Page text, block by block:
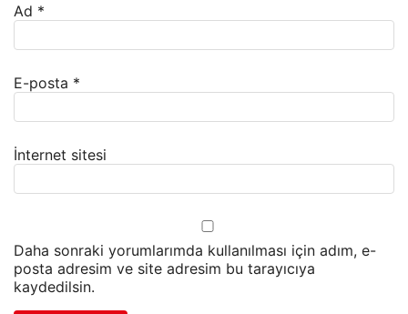
Ad *
E-posta *
İnternet sitesi
Daha sonraki yorumlarımda kullanılması için adım, e-
posta adresim ve site adresim bu tarayıcıya
kaydedilsin.